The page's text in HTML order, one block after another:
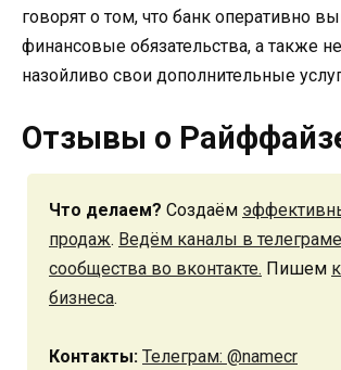
говорят о том, что банк оперативно
финансовые обязательства, а также
назойливо свои дополнительные
Отзывы о
Что делаем? Создаём
продаж. Ведём каналы в
сообщества во вконтакте. Пишем
бизнеса.
Контакты: Телеграм: @namecr